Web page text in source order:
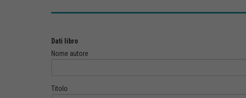
Dati libro
Nome autore
Titolo